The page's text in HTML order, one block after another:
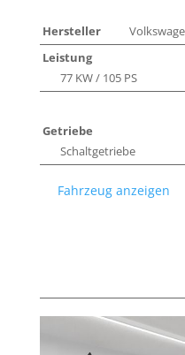
Hersteller
Leistung
77 KW / 105 PS
Getriebe
Schaltgetriebe
Fahrzeug anzeigen